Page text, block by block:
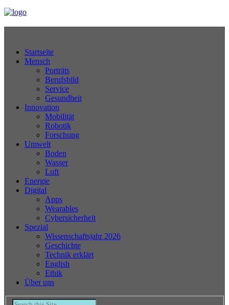
Startseite
Mensch
Porträts
Berufsbild
Service
Gesundheit
Innovation
Mobilität
Robotik
Forschung
Umwelt
Boden
Wasser
Luft
Energie
Digital
Apps
Wearables
Cybersicherheit
Spezial
Wissenschaftsjahr 2026
Geschichte
Technik erklärt
English
Ethik
Über uns